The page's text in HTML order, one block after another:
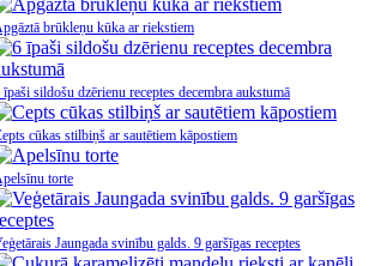
brūkleņu kūka ar riekstiem
īpaši sildošu dzērienu receptes decembra aukstumā
cūkas stilbiņš ar sautētiem kāpostiem
torte
Jaungada svinību galds. 9 garšīgas receptes